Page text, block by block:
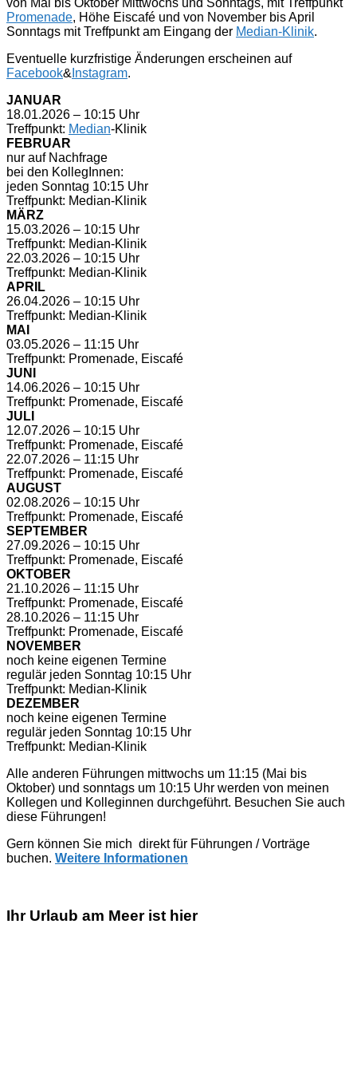
Promenade, Höhe Eiscafé und von November bis April
Sonntags mit Treffpunkt am Eingang der Median-Klinik.
Eventuelle kurzfristige Änderungen erscheinen auf
Facebook& Instagram.
JANUAR
18.01.2026 – 10:15 Uhr
Treffpunkt: Median-Klinik
FEBRUAR
nur auf Nachfrage
bei den KollegInnen:
jeden Sonntag 10:15 Uhr
Treffpunkt: Median-Klinik
MÄRZ
15.03.2026 – 10:15 Uhr
Treffpunkt: Median-Klinik
22.03.2026 – 10:15 Uhr
Treffpunkt: Median-Klinik
APRIL
26.04.2026 – 10:15 Uhr
Treffpunkt: Median-Klinik
MAI
03.05.2026 – 11:15 Uhr
Treffpunkt: Promenade, Eiscafé
JUNI
14.06.2026 – 10:15 Uhr
Treffpunkt: Promenade, Eiscafé
JULI
12.07.2026 – 10:15 Uhr
Treffpunkt: Promenade, Eiscafé
22.07.2026 – 11:15 Uhr
Treffpunkt: Promenade, Eiscafé
AUGUST
02.08.2026 – 10:15 Uhr
Treffpunkt: Promenade, Eiscafé
SEPTEMBER
27.09.2026 – 10:15 Uhr
Treffpunkt: Promenade, Eiscafé
OKTOBER
21.10.2026 – 11:15 Uhr
Treffpunkt: Promenade, Eiscafé
28.10.2026 – 11:15 Uhr
Treffpunkt: Promenade, Eiscafé
NOVEMBER
noch keine eigenen Termine
regulär jeden Sonntag 10:15 Uhr
Treffpunkt: Median-Klinik
DEZEMBER
noch keine eigenen Termine
regulär jeden Sonntag 10:15 Uhr
Treffpunkt: Median-Klinik
Alle anderen Führungen mittwochs um 11:15 (Mai bis
Oktober) und sonntags um 10:15 Uhr werden von meinen
Kollegen und Kolleginnen durchgeführt. Besuchen Sie auch
diese Führungen!
Gern können Sie mich direkt für Führungen / Vorträge
buchen. Weitere Informationen
Ihr Urlaub am Meer ist hier